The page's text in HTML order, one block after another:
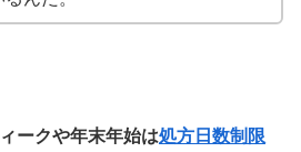
ークや年末年始は処方日数制限